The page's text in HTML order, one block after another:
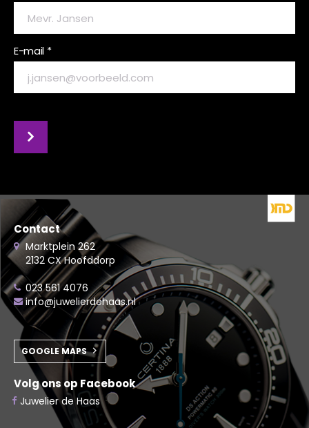
E-mail *
Contact
Marktplein 262
2132 CX Hoofddorp
023 561 4076
info@juwelierdehaas.nl
GOOGLE MAPS
Volg ons op Facebook
Juwelier de Haas